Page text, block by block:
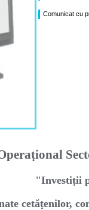
Comunicat cu
"Investiṭii
cetăṭenilor,